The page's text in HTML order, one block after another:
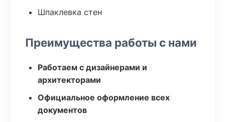
Шпаклевка стен
Преимущества работы с нами
Работаем с дизайнерами и
архитекторами
Официальное оформление всех
документов